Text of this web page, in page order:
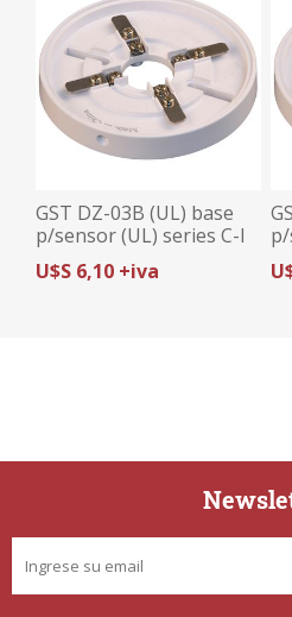
GST DZ-03B (UL) base
p/sensor (UL) series C-I
(beige)
U$S 6,10 +iva